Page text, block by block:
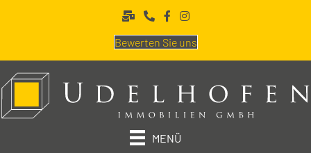
Bewerten Sie uns
MENÜ